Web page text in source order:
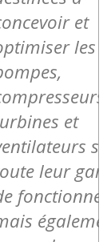
et
les
et
leur